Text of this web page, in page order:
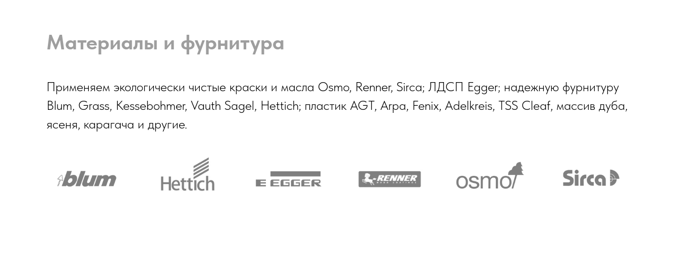
Материалы и фурнитура
Применяем экологически чистые краски и масла Osmo, Renner, Sirca; ЛДСП Egger; надежную фурнитуру
Blum, Grass, Kessebohmer, Vauth Sagel, Hettich; пластик AGT, Arpa, Fenix, Adelkreis, TSS Cleaf, массив дуба,
ясеня, карагача и другие.